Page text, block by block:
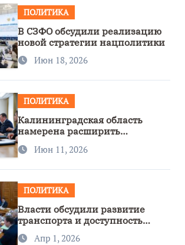
ПОЛИТИКА
В СЗФО обсудили реализацию
новой стратегии нацполитики
Июн 18, 2026
ПОЛИТИКА
Калининградская область
намерена расширить
сотрудничество с Узбекистаном
Июн 11, 2026
ПОЛИТИКА
Власти обсудили развитие
транспорта и доступность
региона
Апр 1, 2026